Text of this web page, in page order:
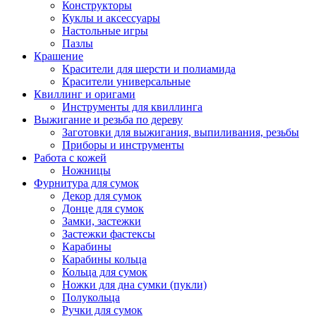
Конструкторы
Куклы и аксессуары
Настольные игры
Пазлы
Крашение
Красители для шерсти и полиамида
Красители универсальные
Квиллинг и оригами
Инструменты для квиллинга
Выжигание и резьба по дереву
Заготовки для выжигания, выпиливания, резьбы
Приборы и инструменты
Работа с кожей
Ножницы
Фурнитура для сумок
Декор для сумок
Донце для сумок
Замки, застежки
Застежки фастексы
Карабины
Карабины кольца
Кольца для сумок
Ножки для дна сумки (пукли)
Полукольца
Ручки для сумок